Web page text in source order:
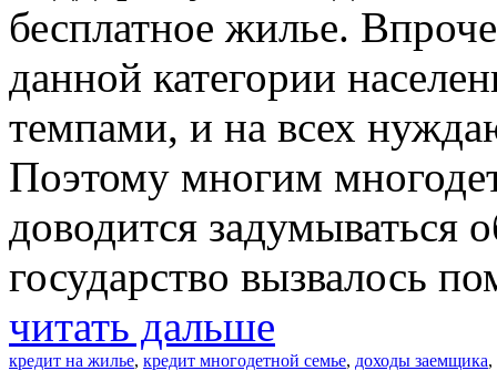
бесплатное жилье.
данной категории
темпами, и на всех
Поэтому многим
доводится задумываться
государство вызвалось
читать дальше
кредит на жилье, кредит многодетной семье, доходы заемщика,